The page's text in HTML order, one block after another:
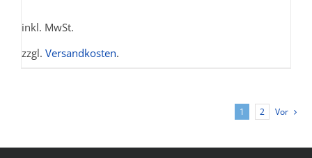
inkl. MwSt.
zzgl. Versandkosten.
1 2 Vor